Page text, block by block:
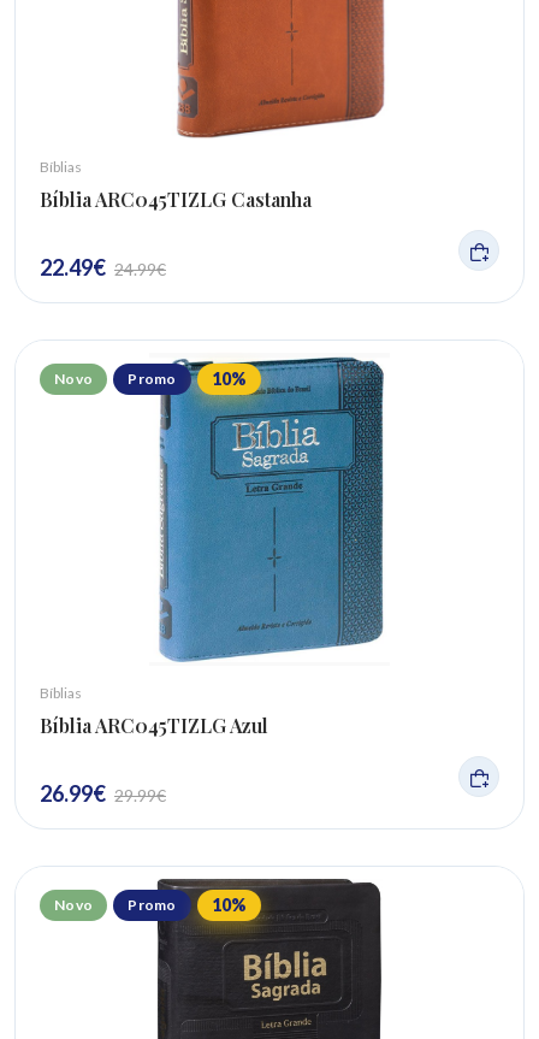
Bíblias
Bíblia ARC045TIZLG Castanha
22.49€ 24.99€
Novo Promo 10%
Bíblias
Bíblia ARC045TIZLG Azul
26.99€ 29.99€
Novo Promo 10%